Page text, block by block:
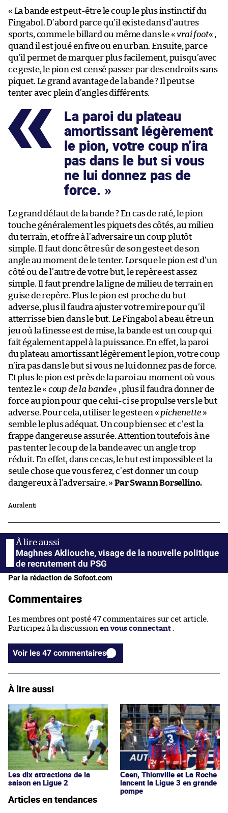
« La bande est peut-être le coup le plus instinctif du
Fingabol. D’abord parce qu’il existe dans d’autres
sports, comme le billard ou même dans le «vrai foot« ,
quand il est joué en five ou en urban. Ensuite, parce
qu’il permet de marquer plus facilement, puisqu’avec
ce geste, le pion est censé passer par des endroits sans
piquet. Le grand avantage de la bande ? Il peut se
tenter avec plein d’angles différents.
La paroi du plateau
amortissant légèrement
le pion, votre coup n’ira
pas dans le but si vous
ne lui donnez pas de
force.
Le grand défaut de la bande ? En cas de raté, le pion
touche généralement les piquets des côtés, au milieu
du terrain, et offre à l’adversaire un coup plutôt
simple. Il faut donc être sûr de son geste et de son
angle au moment de le tenter. Lorsque le pion est d’un
côté ou de l’autre de votre but, le repère est assez
simple. Il faut prendre la ligne de milieu de terrain en
guise de repère. Plus le pion est proche du but
adverse, plus il faudra ajuster votre mire pour qu’il
atterrisse bien dans le but. Le Fingabol a beau être un
jeu où la finesse est de mise, la bande est un coup qui
fait également appel à la puissance. En effet, la paroi
du plateau amortissant légèrement le pion, votre coup
n’ira pas dans le but si vous ne lui donnez pas de force.
Et plus le pion est près de la paroi au moment où vous
tentez le « coup de la bande« , plus il faudra donner de
force au pion pour que celui-ci se propulse vers le but
adverse. Pour cela, utiliser le geste en « pichenette»
semble le plus adéquat. Un coup bien sec et c’est la
frappe dangereuse assurée. Attention toutefois à ne
pas tenter le coup de la bande avec un angle trop
réduit. En effet, dans ce cas, le but est impossible et la
seule chose que vous ferez, c’est donner un coup
dangereux à l’adversaire. » Par Swann Borsellino.
Au ralenti
Maghnes Akliouche, visage de la nouvelle politique
de recrutement du PSG
Par la rédaction de Sofoot.com
Commentaires
Les membres ont posté 47 commentaires sur cet article.
Participez à la discussion en vous connectant
Voir les 47 commentaires
À lire aussi
Les dix attractions de la
saison en Ligue 2
Caen, Thionville et La Roche
lancent la Ligue 3 en grande
pompe
Articles en tendances